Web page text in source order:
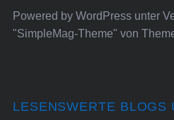
Powered by WordPressunter
"SimpleMag-Theme" von
LESENSWERTE BLOGS